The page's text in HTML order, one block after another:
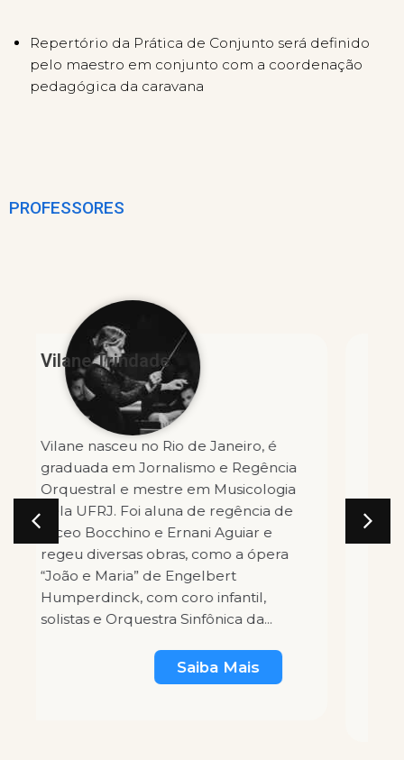
Repertório da Prática de Conjunto será definido
pelo maestro em conjunto com a coordenação
pedagógica da caravana
PROFESSORES
Paulo França
É Bacharel pela Universidade
Federal da Paraíba e Mestre pela
Hochschule für Musik Karlsruhe
(Universidade Superior de música de
Kalrsruhe – Alemanha). Foi
integrante da Orquestra de Câmara
da Cidade de João Pessoa – Paraíba
e da Orquestra Sinfônica Jovem da
Paraíba, nas quais atuou também
Saiba Mais